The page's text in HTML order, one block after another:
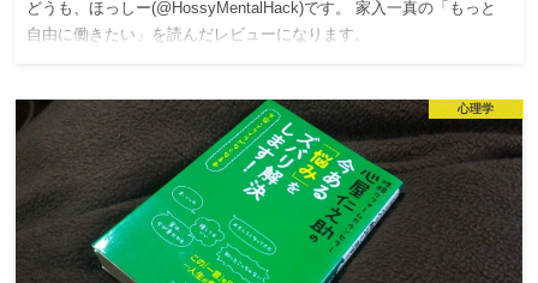
どうも、ほっしー(@HossyMentalHack)です。 家入一真の「もっと
自由に働きたい」を読んだレビューになります。
心理学